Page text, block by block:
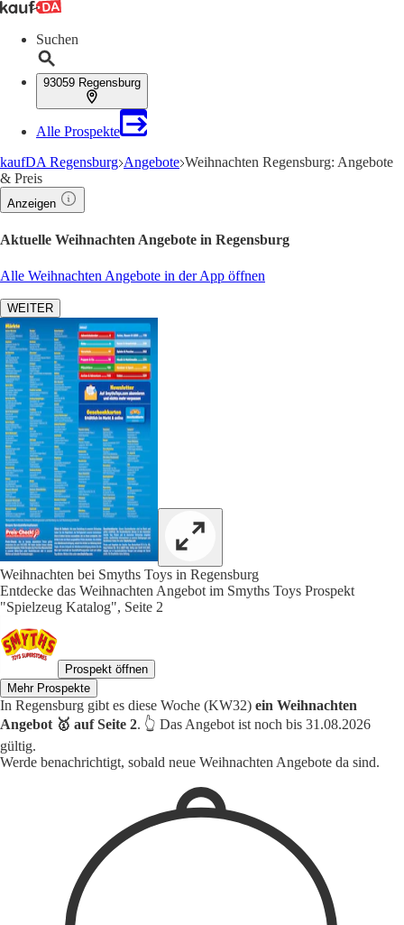
Suchen
93059 Regensburg
Alle Prospekte
kaufDA Regensburg Angebote Weihnachten Regensburg: Angebote
& Preis
Anzeigen
Aktuelle Weihnachten Angebote in Regensburg
Alle Weihnachten Angebote in der App öffnen
WEITER
Weihnachten bei Smyths Toys in Regensburg
Entdecke das Weihnachten Angebot im Smyths Toys Prospekt
"Spielzeug Katalog", Seite 2
Prospekt öffnen
Mehr Prospekte
In Regensburg gibt es diese Woche (KW32) ein Weihnachten
Angebot 🥇 auf Seite 2. 👆 Das Angebot ist noch bis 31.08.2026
gültig.
Werde benachrichtigt, sobald neue Weihnachten Angebote da sind.